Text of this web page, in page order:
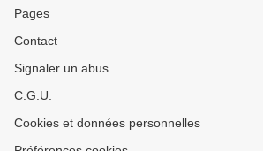
Pages
Contact
Signaler un abus
C.G.U.
Cookies et données personnelles